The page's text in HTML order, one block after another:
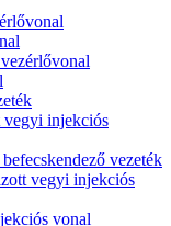
vegyi injekciós
vezeték
vegyi injekciós
vonal